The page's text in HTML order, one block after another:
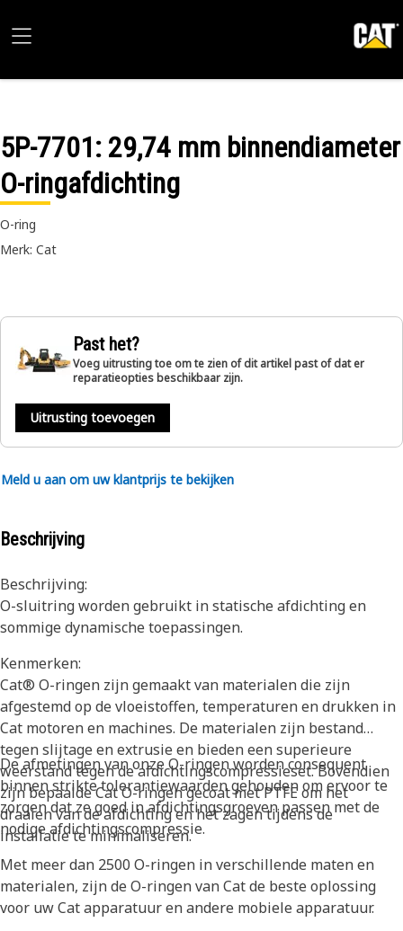
5P-7701: 29,74 mm binnendiameter
O-ringafdichting
O-ring
Merk: Cat
Past het?
Voeg uitrusting toe om te zien of dit artikel past of dat er
reparatieopties beschikbaar zijn.
Uitrusting toevoegen
Meld u aan om uw klantprijs te bekijken
Beschrijving
Beschrijving:
O-sluitring worden gebruikt in statische afdichting en
sommige dynamische toepassingen.
Kenmerken:
Cat® O-ringen zijn gemaakt van materialen die zijn
afgestemd op de vloeistoffen, temperaturen en drukken in
Cat motoren en machines. De materialen zijn bestand
tegen slijtage en extrusie en bieden een superieure
weerstand tegen de afdichtingscompressieset. Bovendien
zijn bepaalde Cat O-ringen gecoat met PTFE om het
draaien van de afdichting en het zagen tijdens de
installatie te minimaliseren.
De afmetingen van onze O-ringen worden consequent
binnen strikte tolerantiewaarden gehouden om ervoor te
zorgen dat ze goed in afdichtingsgroeven passen met de
nodige afdichtingscompressie.
Met meer dan 2500 O-ringen in verschillende maten en
materialen, zijn de O-ringen van Cat de beste oplossing
voor uw Cat apparatuur en andere mobiele apparatuur.